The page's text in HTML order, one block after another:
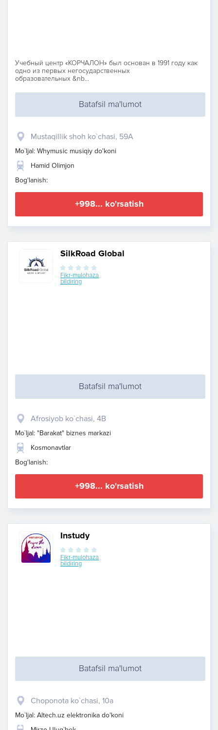
Учебный центр «КОРЧАЛОН» был основан в 1991 году как
одно из первых негосударственных
образовательных &nb...
Batafsil ma'lumot
Mustaqillik shoh ko`chasi, 59A
Mo`ljal: Whymusic musiqiy do'koni
Hamid Olimjon
Bog'lanish:
+998... ko'rsatish
SilkRoad Global
Fikr-mulohaza
bildiring
Batafsil ma'lumot
Afrosiyob ko`chasi, 4B
Mo`ljal: "Barakat" biznes markazi
Kosmonavtlar
Bog'lanish:
+998... ko'rsatish
Instudy
Fikr-mulohaza
bildiring
Batafsil ma'lumot
​Choponota ko`chasi, 10a
Mo`ljal: Altech.uz elektronika do'koni